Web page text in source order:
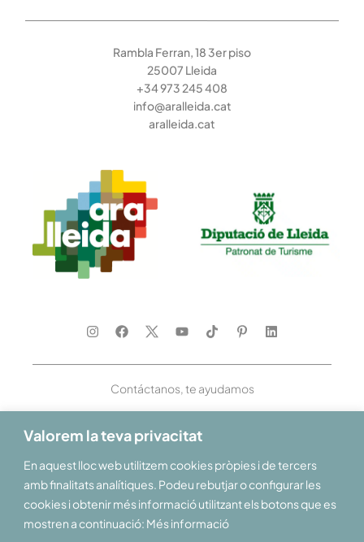
Valorem la teva privacitat
En aquest lloc web utilitzem cookies pròpies i de tercers
amb finalitats analítiques. Podeu rebutjar o configurar les
cookies i obtenir més informació utilitzant els botons que es
mostren a continuació: Més informació
Rambla Ferran, 18 3er piso
25007 Lleida
+34 973 245 408
info@aralleida.cat
aralleida.cat
Contáctanos, te ayudamos
Te damos la bienvenida al Pirineo y las Tierras de Lleida